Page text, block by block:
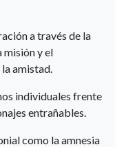
a través de la
misión y el
amistad.
individuales frente
entrañables.
como la amnesia